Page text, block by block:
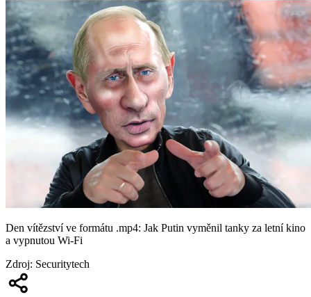
Den vítězství ve formátu .mp4: Jak Putin vyměnil tanky za letní kino
a vypnutou Wi-Fi
Zdroj: Securitytech